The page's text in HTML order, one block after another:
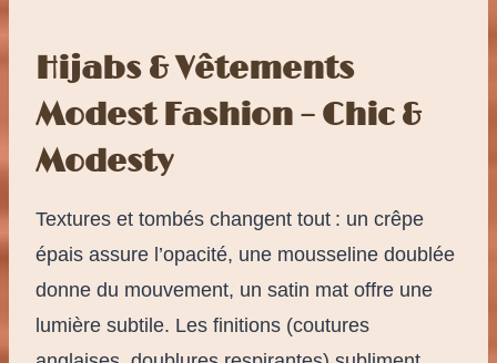
Hijabs & Vêtements
Modest Fashion – Chic &
Modesty
Textures et tombés changent tout : un crêpe
épais assure l’opacité, une mousseline doublée
donne du mouvement, un satin mat offre une
lumière subtile. Les finitions (coutures